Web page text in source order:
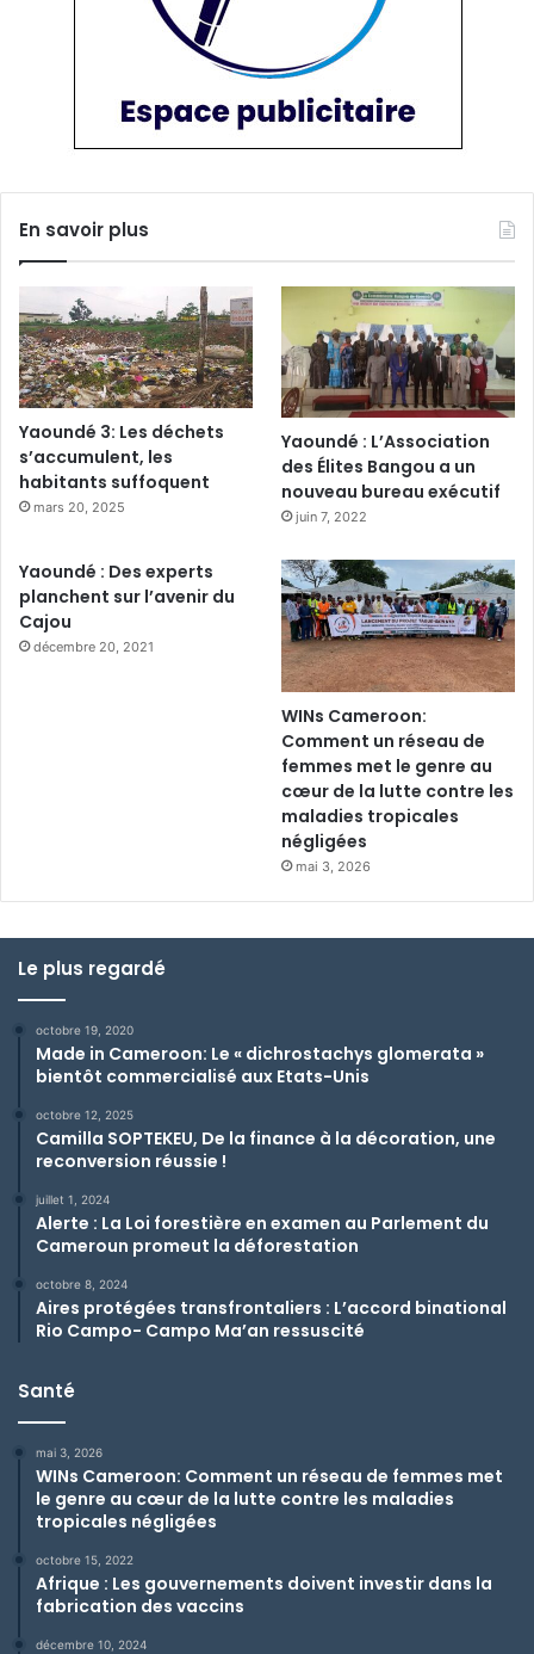
En savoir plus
Yaoundé 3: Les déchets
s’accumulent, les
habitants suffoquent
mars 20, 2025
Yaoundé : L’Association
des Élites Bangou a un
nouveau bureau exécutif
juin 7, 2022
Yaoundé : Des experts
planchent sur l’avenir du
Cajou
décembre 20, 2021
WINs Cameroon:
Comment un réseau de
femmes met le genre au
cœur de la lutte contre les
maladies tropicales
négligées
mai 3, 2026
Le plus regardé
octobre 19, 2020
Made in Cameroon: Le « dichrostachys glomerata »
bientôt commercialisé aux Etats-Unis
octobre 12, 2025
Camilla SOPTEKEU, De la finance à la décoration, une
reconversion réussie !
juillet 1, 2024
Alerte : La Loi forestière en examen au Parlement du
Cameroun promeut la déforestation
octobre 8, 2024
Aires protégées transfrontaliers : L’accord binational
Rio Campo- Campo Ma’an ressuscité
Santé
mai 3, 2026
WINs Cameroon: Comment un réseau de femmes met
le genre au cœur de la lutte contre les maladies
tropicales négligées
octobre 15, 2022
Afrique : Les gouvernements doivent investir dans la
fabrication des vaccins
décembre 10, 2024